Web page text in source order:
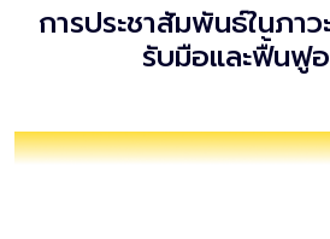
การประชาสัมพันธ์ในภา
รับมือและฟื้นฟู